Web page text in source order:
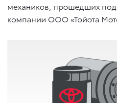
механиков, прошедших
компании ООО «Тойота